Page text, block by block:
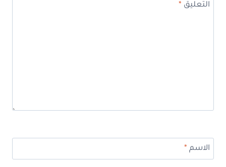
التعليق*
الاسم*